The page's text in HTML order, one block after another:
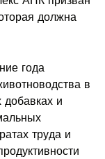
долж­на
года
в
и
тру­да и